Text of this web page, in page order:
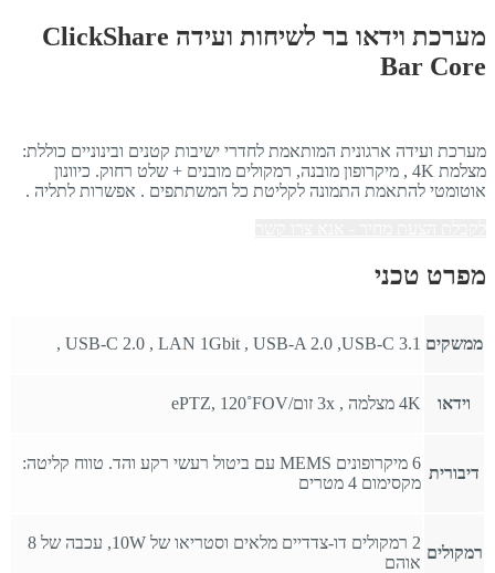
מערכת וידאו בר לשיחות ועידה ClickShare
Bar Core
מערכת ועידה ארגונית המותאמת לחדרי ישיבות קטנים ובינוניים כוללת:
מצלמת 4K , מיקרופון מובנה, רמקולים מובנים + שלט רחוק. כיוונון
אוטומטי להתאמת התמונה לקליטת כל המשתתפים . אפשרות לתליה .
מפרט טכני
ממשקים USB-C 2.0 , LAN 1Gbit , USB-A 2.0 ,USB-C 3.1 ,
וידאו 4K מצלמה , 3x זום/ePTZ, 120˚FOV
דיבורית
6 מיקרופונים MEMS עם ביטול רעשי רקע והד. טווח קליטה:
מקסימום 4 מטרים
רמקולים
2 רמקולים דו-צדדיים מלאים וסטריאו של 10W, עכבה של 8
אוהם